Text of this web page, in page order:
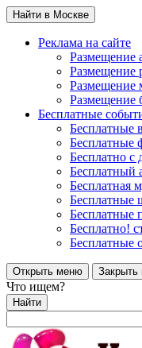
Найти в Москве
Реклама на сайте
Размещение
Размещение
Размещение
Размещение
Бесплатные
Бесплатные
Бесплатные
Бесплатно с
Бесплатный
Бесплатная
Бесплатные
Бесплатные
Бесплатно!
Бесплатные
Открыть меню
Что ищем?
Найти